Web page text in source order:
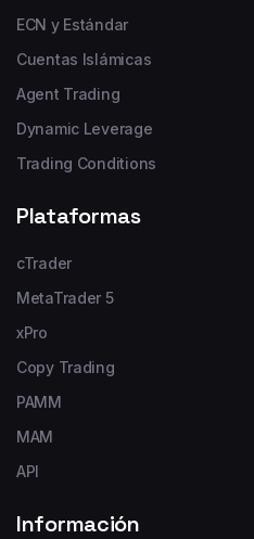
ECN y Estándar
Cuentas Islámicas
Agent Trading
Dynamic Leverage
Trading Conditions
Plataformas
cTrader
MetaTrader 5
xPro
Copy Trading
PAMM
MAM
API
Información